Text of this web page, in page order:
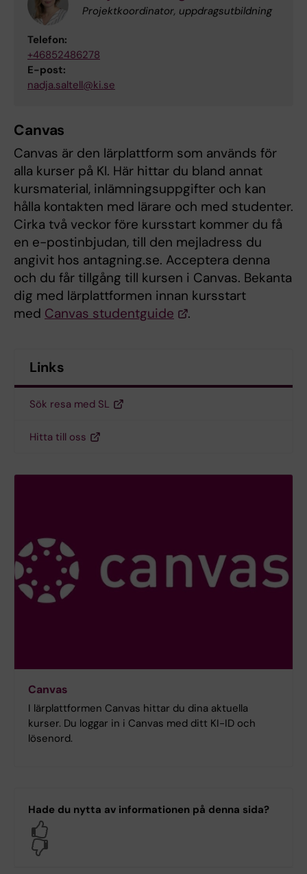
Projektkoordinator, uppdragsutbildning
Telefon:
+46852486278
E-post:
nadja.saltell@ki.se
Canvas
Canvas är den lärplattform som används för
alla kurser på KI. Här hittar du bland annat
kursmaterial, inlämningsuppgifter och kan
hålla kontakten med lärare och med studenter.
Cirka två veckor före kursstart kommer du få
en e-postinbjudan, till den mejladress du
angivit hos antagning.se. Acceptera denna
och du får tillgång till kursen i Canvas. Bekanta
dig med lärplattformen innan kursstart
med Canvas studentguide .
Links
Sök resa med SL
Hitta till oss
Canvas
I lärplattformen Canvas hittar du dina aktuella
kurser. Du loggar in i Canvas med ditt KI-ID och
lösenord.
Hade du nytta av informationen på denna sida?